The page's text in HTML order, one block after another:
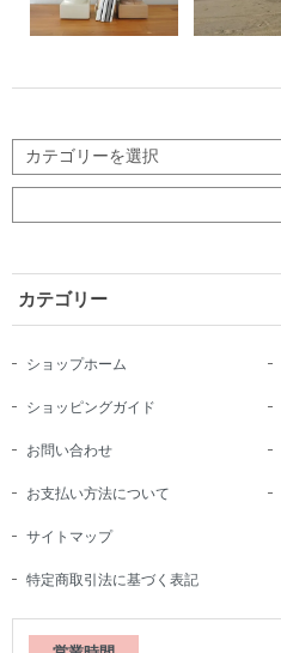
カテゴリー
ショップホーム
ショッピングガイド
お問い合わせ
お支払い方法について
サイトマップ
特定商取引法に基づく表記